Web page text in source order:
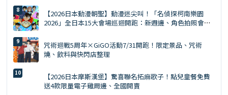
【2026日本動漫朝聖】動漫迷尖叫！「名偵探柯南樂園
2026」全日本15大會場巡迴開跑：新週邊、角色拍照會、
咒術迴戰5周年×GiGO活動7/31開跑！限定景品、咒術
燒、飲料與快閃店整理
【2026日本摩斯漢堡】驚喜聯名拓麻歌子！點兒童餐免費
送4款限量電子雞周邊、全國開賣